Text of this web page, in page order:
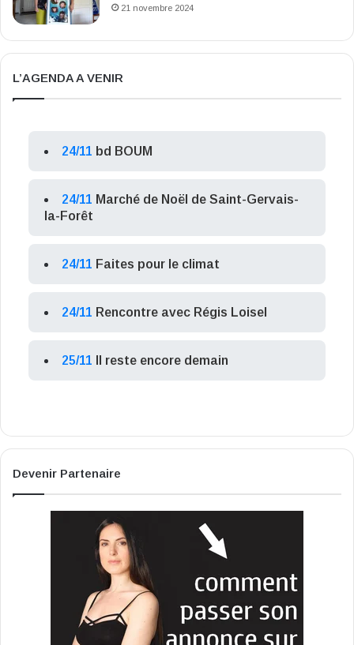
21 novembre 2024
L’AGENDA A VENIR
24/11 bd BOUM
24/11 Marché de Noël de Saint-Gervais-
la-Forêt
24/11 Faites pour le climat
24/11 Rencontre avec Régis Loisel
25/11 Il reste encore demain
Devenir Partenaire